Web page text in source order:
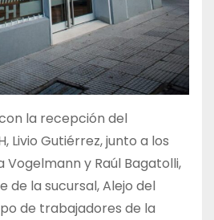
la recepción del
Livio Gutiérrez, junto a los
y Raúl Bagatolli,
de la sucursal, Alejo del
de trabajadores de la